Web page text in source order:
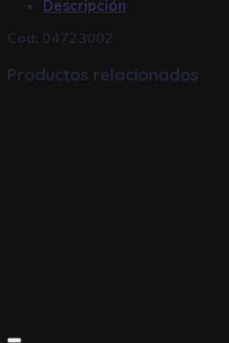
Descripción
Cod: 04723002
Productos relacionados